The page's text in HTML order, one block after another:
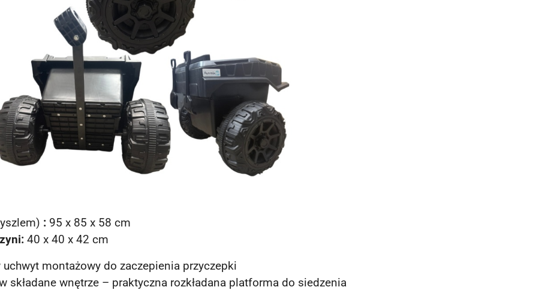
: 95 x 85 x 58 cm
40 x 40 x 42 cm
montażowy do zaczepienia przyczepki
składane wnętrze – praktyczna rozkładana platforma do siedzenia